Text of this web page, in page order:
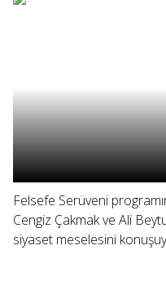
Felsefe Serüveni
Cengiz Çakmak ve Ali
siyaset meselesini